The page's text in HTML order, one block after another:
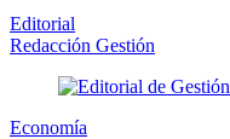
Editorial
Redacción Gestión
Economía